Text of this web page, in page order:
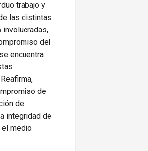
trabajo y
las distintas
involucradas,
del
encuentra
de
de
integridad de
el medio